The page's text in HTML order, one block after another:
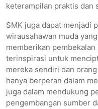
keterampilan praktis dan
SMK juga dapat menjadi
wirausahawan muda
memberikan
terinspirasi untuk
mereka sendiri dan
hanya berperan dalam
juga dalam mendukung
pengembangan sumber